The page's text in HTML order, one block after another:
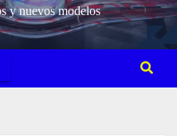
y nuevos modelos